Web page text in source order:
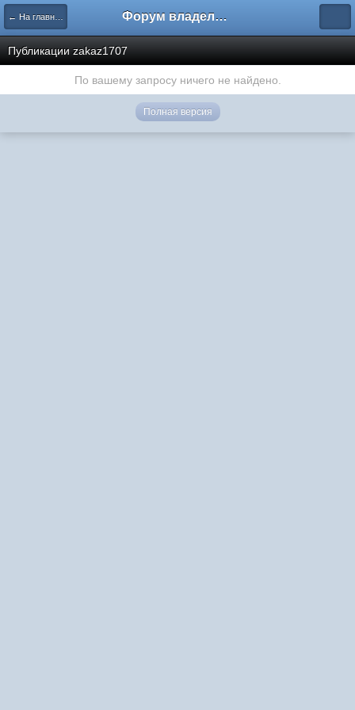
← На главную Форум владельцев интернет-магазинов
Публикации zakaz1707
По вашему запросу ничего не найдено.
Полная версия